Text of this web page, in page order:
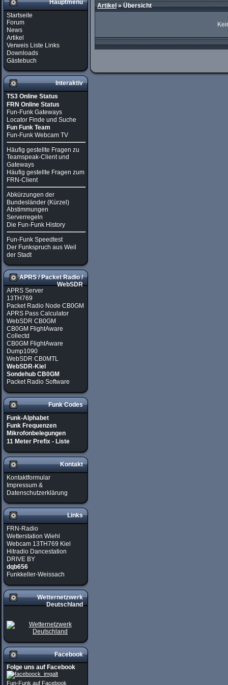
Hauptmenü
Startseite
Forum
News
Artikel
Verweis Liste Links
Downloads
Gästebuch
Interaktiv
TS3 Online Status
FRN Online Status
Fun-Funk Gateways
Locator Finde und Suche
Fun Funk Team
Fun-Funk Webcam TV
Häufig gestellte Fragen zu
Teamspeak-Client und
Gateways
Häufig gestellte Fragen zum
FRN-Client
Abkürzungen der
Bundesländer (Kürzel)
Abstimmungen
Serverregeln
Die Fun-Funk History
Fun-Funk Speedtest
Der Funkspruch aus Weil
der Stadt
APRS / Packet Radio /
WebSDR
APRS Server
13TH769
Packet Radio Node CB0GM
APRS Pass Calculator
WebSDR CB0GM
CB0GM FlightAware
Collectd
CB0GM FlightAware
Dump1090
WebSDR CB0MTL
WebSDR-Kiel
Sondehub CB0GM
Packet Radio Software
Funk Codes
Funk-Alphabet
Funk Frequenzen
Mikrofonbelegungen
11 Meter Prefix - Liste
Kontakt
Kontaktformular
Impressum &
Datenschutzerklärung
Links
FRN-Radio
Wetterstation Wiehl
Webcam 13TH769 Kiel
Hitradio Dancestation
DRIVE BY
dqb656
Funkkeller-Weissach
Wetternetzwerk
Deutschland
Facebook
Folge uns auf Facebook
Fun-Funk auf Facebook
Artikel»Übersicht